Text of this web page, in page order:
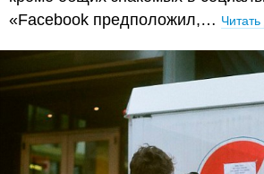
«Facebook предположил,…